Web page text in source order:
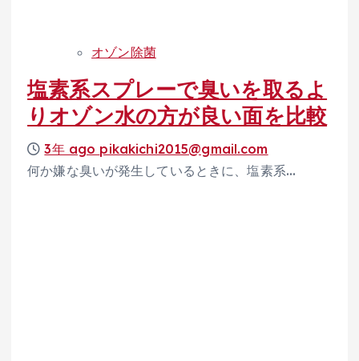
オゾン除菌
塩素系スプレーで臭いを取るよ
りオゾン水の方が良い面を比較
3年 ago pikakichi2015@gmail.com
何か嫌な臭いが発生しているときに、塩素系…